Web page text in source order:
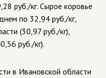
руб./кг. Сырое коровье
по 32,94 руб./кг,
(30,97 руб./кг),
руб./кг).
в Ивановской области